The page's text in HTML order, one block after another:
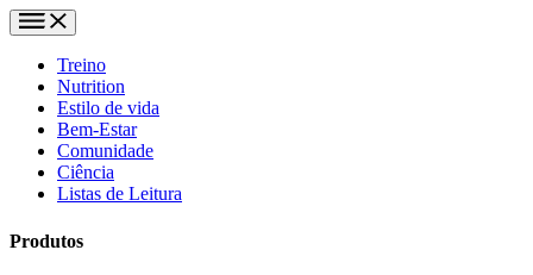
Treino
Nutrition
Estilo de vida
Bem-Estar
Comunidade
Ciência
Listas de Leitura
Produtos